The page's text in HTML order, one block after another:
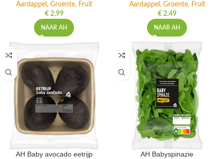
Aardappel, Groente, Fruit
€2,99
NAAR AH
Aardappel, Groente, Fruit
€2,49
NAAR AH
AH Baby avocado eetrijp AH Babyspinazie